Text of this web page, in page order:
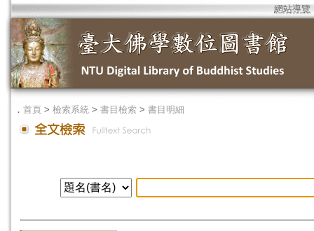
網站導覽
． 首頁 > 檢索系統 > 書目檢索 > 書目明細